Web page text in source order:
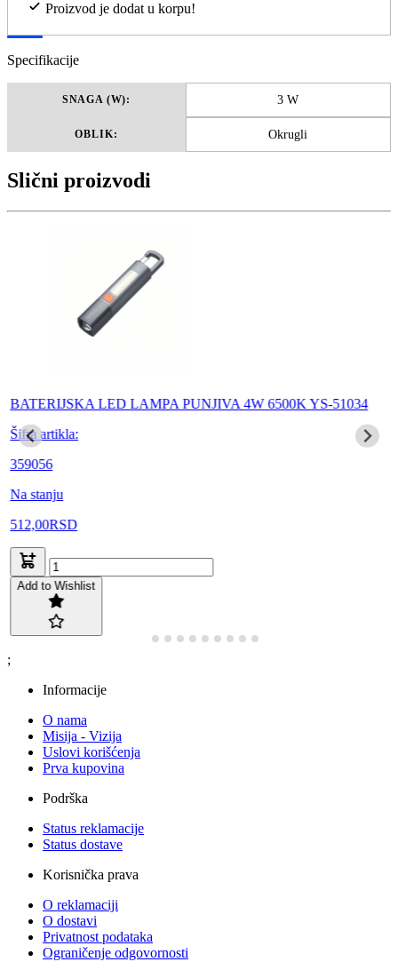
Proizvod je dodat u korpu!
Specifikacije
SNAGA (W): 3 W
OBLIK: Okrugli
Slični proizvodi
BATERIJSKA LED LAMPA PUNJIVA 4W 6500K YS-51034
Šifra artikla:
359056
Na stanju
512,00RSD
Add to Wishlist
;
Informacije
O nama
Misija - Vizija
Uslovi korišćenja
Prva kupovina
Podrška
Status reklamacije
Status dostave
Korisnička prava
O reklamaciji
O dostavi
Privatnost podataka
Ograničenje odgovornosti